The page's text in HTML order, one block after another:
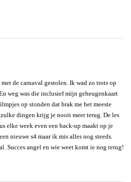
de carnaval gestolen. Ik wad zo trots op
weg was die inclusief mijn geheugenkaart
op stonden dat brak me het meeste
dingen krijg je nooit meer terug. De les
elke week even een back-up maakt op je
nieuwe s4 maar ik mis alles nog steeds.
Succes angel en wie weet komt ie nog terug!